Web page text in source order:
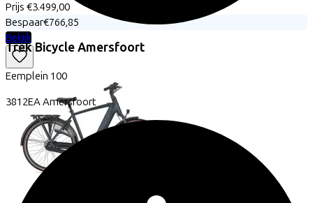
Trek Bicycle Amersfoort
Eemplein 100
3812EAAmersfoort
Prijs €3.499,00
Bespaar€766,85
Bekijk